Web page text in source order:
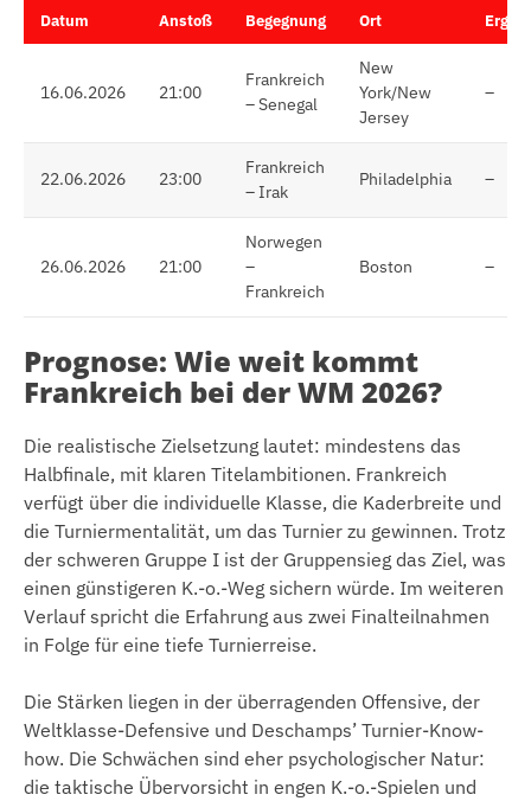
Datum Anstoß Begegnung Ort
16.06.2026 21:00
Frankreich
– Senegal
New
York/New
Jersey
–
22.06.2026 23:00
Frankreich
– Irak
Philadelphia –
26.06.2026 21:00
Norwegen
–
Frankreich
Boston –
Prognose: Wie weit kommt
Frankreich bei der WM 2026?
Die realistische Zielsetzung lautet: mindestens das
Halbfinale, mit klaren Titelambitionen. Frankreich
verfügt über die individuelle Klasse, die Kaderbreite und
die Turniermentalität, um das Turnier zu gewinnen. Trotz
der schweren Gruppe I ist der Gruppensieg das Ziel, was
einen günstigeren K.-o.-Weg sichern würde. Im weiteren
Verlauf spricht die Erfahrung aus zwei Finalteilnahmen
in Folge für eine tiefe Turnierreise.
Die Stärken liegen in der überragenden Offensive, der
Weltklasse-Defensive und Deschamps’ Turnier-Know-
how. Die Schwächen sind eher psychologischer Natur:
die taktische Übervorsicht in engen K.-o.-Spielen und